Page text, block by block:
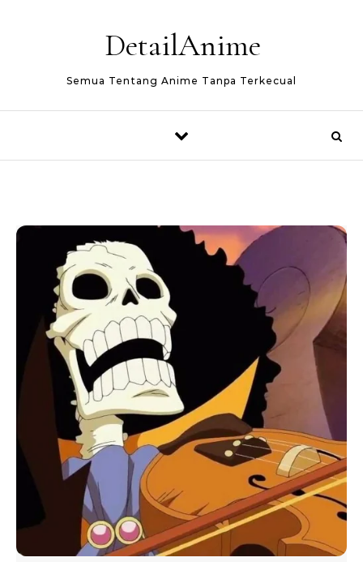
DetailAnime
Semua Tentang Anime Tanpa Terkecual